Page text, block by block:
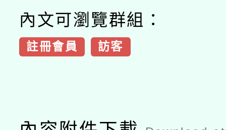
內文可瀏覽群組：
註冊會員 訪客